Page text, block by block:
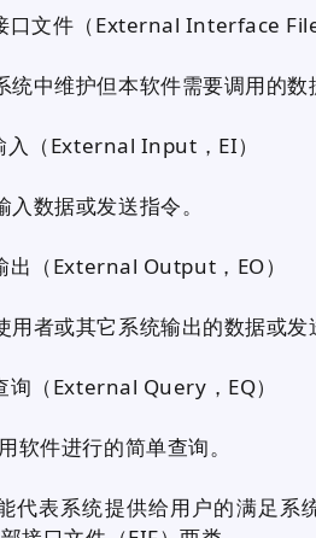
文件（External Interface File
中维护但本软件需要调用的数
（External Input，EI）
数据或发送指令。
（External Output，EO）
者或其它系统输出的数据或发
（External Query，EQ）
件进行的简单查询。
表系统提供给用户的满足系